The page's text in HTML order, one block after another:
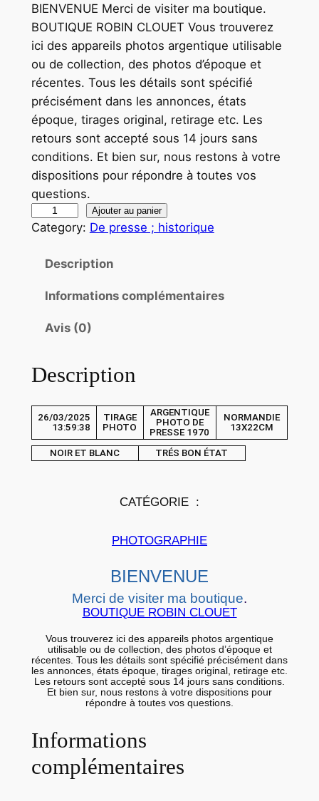
BIENVENUE Merci de visiter ma boutique.
BOUTIQUE ROBIN CLOUET Vous trouverez
ici des appareils photos argentique utilisable
ou de collection, des photos d’époque et
récentes. Tous les détails sont spécifié
précisément dans les annonces, états
époque, tirages original, retirage etc. Les
retours sont accepté sous 14 jours sans
conditions. Et bien sur, nous restons à votre
dispositions pour répondre à toutes vos
questions.
u
e
E
N
Q
U
E
Ajouter au panier
Category: De presse ; historique
Description
Informations complémentaires
Avis (0)
Description
26/03/2025
13:59:38
TIRAGE
PHOTO
ARGENTIQUE
PHOTO DE
PRESSE 1970
NORMANDIE
13X22CM
NOIR ET BLANC TRÉS BON ÉTAT
CATÉGORIE :
PHOTOGRAPHIE
BIENVENUE
Merci de visiter ma boutique.
BOUTIQUE ROBIN CLOUET
Vous trouverez ici des appareils photos argentique
utilisable ou de collection, des photos d’époque et
récentes. Tous les détails sont spécifié précisément dans
les annonces, états époque, tirages original, retirage etc.
Les retours sont accepté sous 14 jours sans conditions.
Et bien sur, nous restons à votre dispositions pour
répondre à toutes vos questions.
Informations
complémentaires